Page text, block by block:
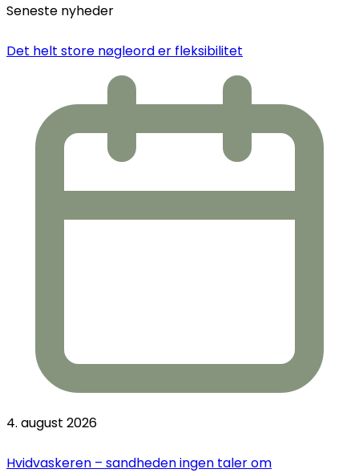
Seneste nyheder
Det helt store nøgleord er fleksibilitet
4. august 2026
Hvidvaskeren – sandheden ingen taler om